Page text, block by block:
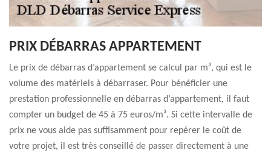
PRIX DÉBARRAS APPARTEMENT
Le prix de débarras d’appartement se calcul par m³, qui est le
volume des matériels à débarraser. Pour bénéficier une
prestation professionnelle en débarras d’appartement, il faut
compter un budget de 45 à 75 euros/m³. Si cette intervalle de
prix ne vous aide pas suffisamment pour repérer le coût de
votre projet, il est très conseillé de passer directement à une